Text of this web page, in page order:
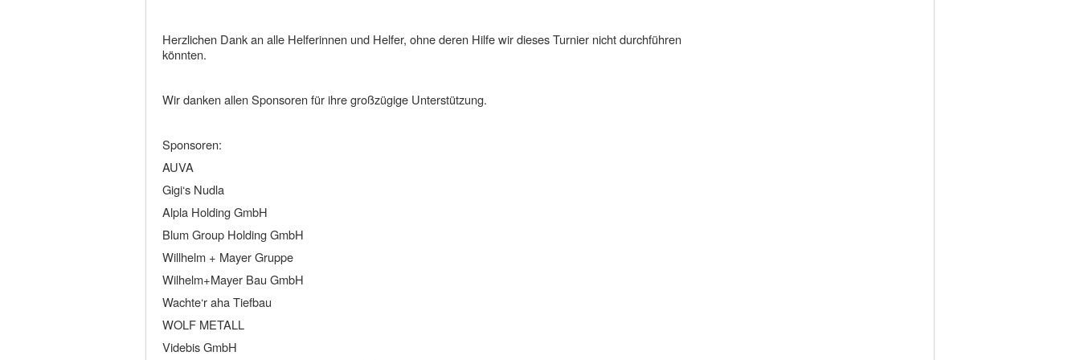
Herzlichen Dank an alle Helferinnen und Helfer, ohne deren Hilfe wir dieses Turnier nicht durchführen
könnten.
Wir danken allen Sponsoren für ihre großzügige Unterstützung.
Sponsoren:
AUVA
Gigi‘s Nudla
Alpla Holding GmbH
Blum Group Holding GmbH
Willhelm + Mayer Gruppe
Wilhelm+Mayer Bau GmbH
Wachte‘r aha Tiefbau
WOLF METALL
Videbis GmbH